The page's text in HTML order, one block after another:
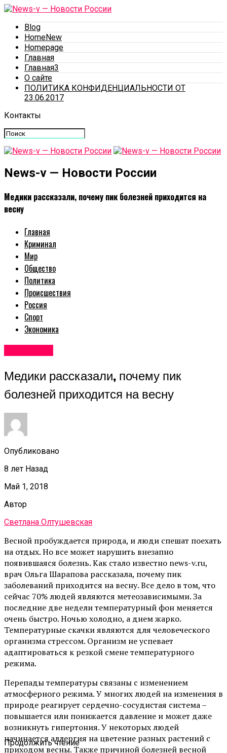
Blog
HomeNew
Homepage
Главная
Главная3
О сайте
ПОЛИТИКА КОНФИДЕНЦИАЛЬНОСТИ ОТ
23.06.2017
Контакты
News-v — Новости России
Медики рассказали, почему пик болезней приходится на
весну
Главная
Криминал
Мир
Общество
Политика
Происшествия
Россия
Спорт
Экономика
Медики рассказали, почему пик
болезней приходится на весну
Опубликовано
8 лет Назад
Май 1, 2018
Автор
Светлана Олтушевская
Весной пробуждается природа, и люди спешат поехать
на отдых. Но все может нарушить внезапно
появившаяся болезнь. Как стало известно news-v.ru,
врач Ольга Шарапова рассказала, почему пик
заболеваний приходится на весну. Все дело в том, что
сейчас 70% людей являются метеозависимыми. За
последние две недели температурный фон меняется
очень быстро. Ночью холодно, а днем жарко.
Температурные скачки являются для человеческого
организма стрессом. Организм не успевает
адаптироваться к резкой смене температурного
режима.
Перепады температуры связаны с изменением
атмосферного режима. У многих людей на изменения в
природе реагирует сердечно-сосудистая система –
повышается или понижается давление и может даже
возникнуть гипертония. У некоторых людей
начинается аллергия на цветение разных растений с
приходом весны. Также причиной болезней весной
Продолжить чтение